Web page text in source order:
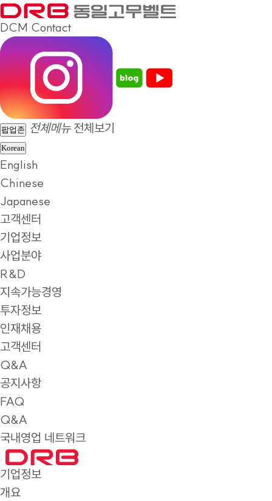
DCM Contact
팝업존 전체메뉴 전체보기
Korean
English
Chinese
Japanese
고객센터
기업정보
사업분야
R&D
지속가능경영
투자정보
인재채용
고객센터
Q&A
공지사항
FAQ
Q&A
국내영업 네트워크
기업정보
개요